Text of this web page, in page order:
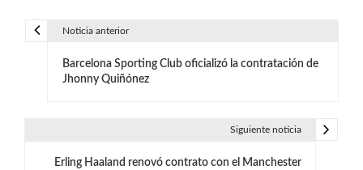
Noticia anterior
Barcelona Sporting Club oficializó la contratación de
Jhonny Quiñónez
Siguiente noticia
Erling Haaland renovó contrato con el Manchester